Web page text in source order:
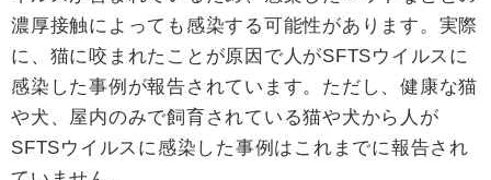
濃厚接触によっても感染する可能性があります。実際
に、猫に咬まれたことが原因で人がSFTSウイルスに
感染した事例が報告されています。ただし、健康な猫
や犬、屋内のみで飼育されている猫や犬から人が
SFTSウイルスに感染した事例はこれまでに報告され